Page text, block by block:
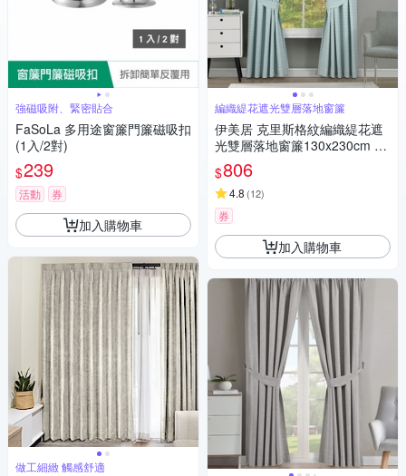
強磁吸附、緊密貼合
FaSoLa 多用途窗簾門簾磁吸扣
(1入/2對)
$239
活動 券
加入購物車
做工細緻 觸感舒適
編織緹花遮光雙層落地窗簾
伊美居 克里斯格紋編織緹花遮
光雙層落地窗簾130x230cm -2
件
$806
4.8 (12)
券
加入購物車